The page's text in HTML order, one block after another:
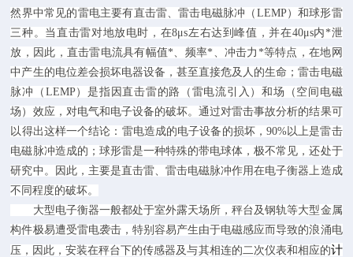
然界中常见的雷电主要有直击雷、雷击电磁脉冲（LEMP）和球形雷
三种。当直击雷对地放电时，在8μs左右达到峰值，并在40μs内*泄
放，因此，直击雷电流具有幅值*、频率*、冲击力*等特点，在地网
中产生的电位差会损坏电器设备，甚至直接危及人的生命；雷击电磁
脉冲（LEMP）是指因直击雷的路（雷电流引入）和场（空间电磁
场）效应，对电气和电子设备的破坏。通过对雷击事故分析的结果可
以得出这样一个结论：雷电造成的电子设备的损坏，90%以上是雷击
电磁脉冲造成的；球形雷是一种特殊的带电球体，极不常见，还处于
研究中。因此，主要是直击雷、雷击电磁脉冲作用在电子衡器上造成
不同程度的破坏。
大型电子衡器一般都处于室外露天场所，秤台及钢轨等大型金属
构件极易遭受雷电袭击，特别容易产生由于电磁感应而导致的浪涌电
压，因此，安装在秤台下的传感器及与其相连的二次仪表和相应的计